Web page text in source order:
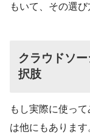
もいて、その選
クラウドソ
択肢
もし実際に使っ
は他にもあります